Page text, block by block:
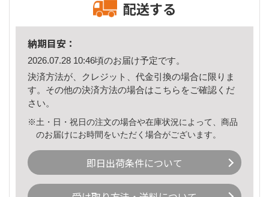
配送する
納期目安：
2026.07.28 10:46頃のお届け予定です。
決済方法が、クレジット、代金引換の場合に限りま
す。その他の決済方法の場合はこちら をご確認くだ
さい。
※土・日・祝日の注文の場合や在庫状況によって、商品
のお届けにお時間をいただく場合がございます。
即日出荷条件について